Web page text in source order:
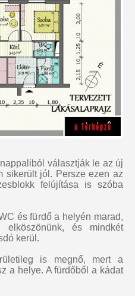
választják le az új
jól. Persze ezen az
felújítása is szóba
és fürdő a helyén marad,
és mindkét
kerül.
is megnő, mert a
a helye. A fürdőből a kádat